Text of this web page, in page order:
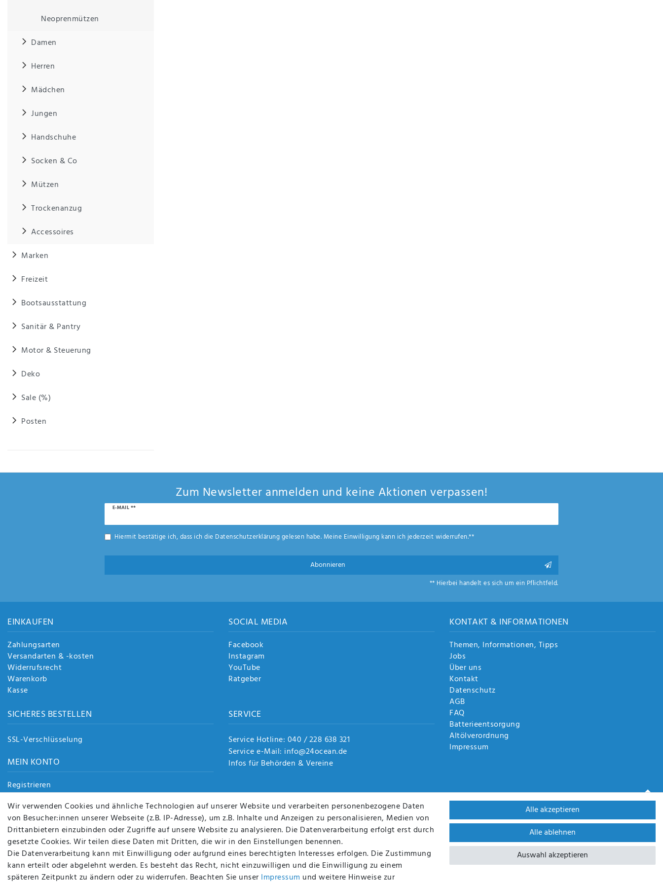
Neoprenmützen
Damen
Herren
Mädchen
Jungen
Handschuhe
Socken & Co
Mützen
Trockenanzug
Accessoires
Marken
Freizeit
Bootsausstattung
Sanitär & Pantry
Motor & Steuerung
Deko
Sale (%)
Posten
IHRE E-MAIL ADRESSE
Hiermit
bestätige
ich, dass
Daten­
erklärung
habe.
Anf
rag
sen
n
Zum Newsletter anmelden und keine Aktionen verpassen!
E-MAIL **
Newsletter
Hiermit bestätige ich, dass ich die Daten­schutz­erklärunggelesen habe. Meine Einwilligung kann ich jederzeit widerrufen.**
Abonnieren
** Hierbei handelt es sich um ein Pflichtfeld.
EINKAUFEN
Zahlungsarten
Versandarten & -kosten
Widerrufsrecht
Warenkorb
Kasse
SICHERES BESTELLEN
SSL-Verschlüsselung
MEIN KONTO
Registrieren
Login
SOCIAL MEDIA
Facebook
Instagram
YouTube
Ratgeber
SERVICE
Service Hotline: 040 / 228 638 321
Service e-Mail: info@24ocean.de
Infos für Behörden & Vereine
KONTAKT & INFORMATIONEN
Themen, Informationen, Tipps
Jobs
Über uns
Kontakt
Datenschutz
AGB
FAQ
Batterieentsorgung
Altölverordnung
Impressum
BEQUEM UND SICHER BEZAHLEN MIT BEI UNS SIND SIE SICHER! WIR VERSENDEN MIT WIR SIND ZERTIFIZIERT DURCH
Wir verwenden Cookies und ähnliche Technologien auf unserer Website und verarbeiten personenbezogene Daten
von Besucher:innen unserer Webseite (z.B. IP-Adresse), um z.B. Inhalte und Anzeigen zu personalisieren, Medien von
Drittanbietern einzubinden oder Zugriffe auf unsere Website zu analysieren. Die Datenverarbeitung erfolgt erst durch
gesetzte Cookies. Wir teilen diese Daten mit Dritten, die wir in den Einstellungen benennen.
Die Datenverarbeitung kann mit Einwilligung oder aufgrund eines berechtigten Interesses erfolgen. Die Zustimmung
kann erteilt oder abgelehnt werden. Es besteht das Recht, nicht einzuwilligen und die Einwilligung zu einem
späteren Zeitpunkt zu ändern oder zu widerrufen. Beachten Sie unser Impressum und weitere Hinweise zur
Alle akzeptieren
Alle ablehnen
Auswahl akzeptieren